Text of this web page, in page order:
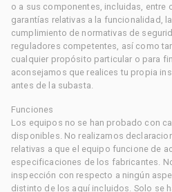
o a sus componentes, incluidas, entre
garantías relativas a la funcionalidad,
cumplimiento de normativas de
reguladores competentes, así como
cualquier propósito particular o para
aconsejamos que realices tu propia
antes de la subasta.
Funciones
Los equipos no se han probado con
disponibles. No realizamos
relativas a que el equipo funcione de
especificaciones de los fabricantes.
inspección con respecto a ningún
distinto de los aquí incluidos. Solo se